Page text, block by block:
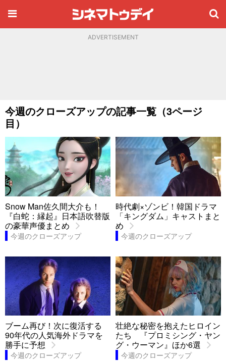
ADVERTISEMENT
今週のクローズアップの記事一覧（3ページ
目）
Snow Man佐久間大介も！
『白蛇：縁起』日本語吹替版
の豪華声優まとめ
今週のクローズアップ
時代劇×ゾンビ！韓国ドラマ
「キングダム」キャストまと
め
今週のクローズアップ
ブーム再び！次に復活する
90年代の人気海外ドラマを
勝手に予想
今週のクローズアップ
壮絶な秘密を抱えたヒロイン
たち 『プロミシング・ヤン
グ・ウーマン』ほか6選
今週のクローズアップ